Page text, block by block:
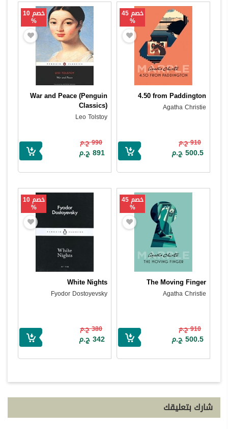
خصم 45
%
4.50 from Paddington
Agatha Christie
910 ج.م
500.5 ج.م
خصم 10
%
War and Peace (Penguin
Classics)
Leo Tolstoy
990 ج.م
891 ج.م
خصم 45
%
The Moving Finger
Agatha Christie
910 ج.م
500.5 ج.م
خصم 10
%
White Nights
Fyodor Dostoyevsky
380 ج.م
342 ج.م
شارك بتعليقك